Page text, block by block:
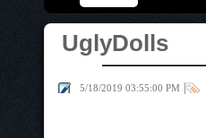
UglyDolls
5/18/2019 03:55:00 PM |